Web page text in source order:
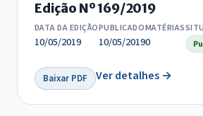
Edição Nº 169/2019
DATA DA EDIÇÃO
10/05/2019
PUBLICADO
10/05/2019
MATÉRIAS
0
Baixar PDF Ver detalhes →